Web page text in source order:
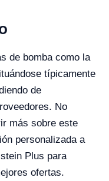
de bomba como la
típicamente
de
No
más sobre este
personalizada a
Plus para
ofertas.